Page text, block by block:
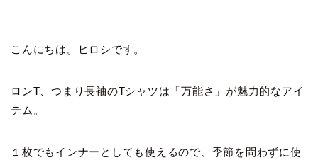
こんにちは。ヒロシです。
ロンT、つまり長袖のTシャツは「万能さ」が魅力的なアイ
テム。
１枚でもインナーとしても使えるので、季節を問わずに使